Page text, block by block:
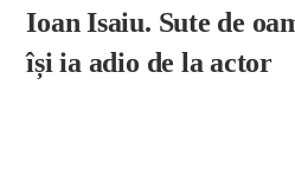
Ioan Isaiu. Sute de
își ia adio de la actor